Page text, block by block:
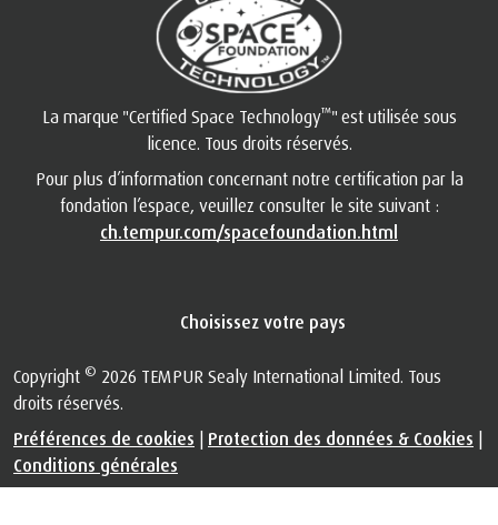
La marque "Certified Space Technology™" est utilisée sous
licence. Tous droits réservés.
Pour plus d’information concernant notre certification par la
fondation l’espace, veuillez consulter le site suivant :
ch.tempur.com/spacefoundation.html
Choisissez votre pays
Copyright © 2026 TEMPUR Sealy International Limited. Tous
droits réservés.
Préférences de cookies
Protection des données & Cookies
Conditions générales